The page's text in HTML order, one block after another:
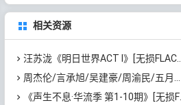
相关资源
汪苏泷《明日世界ACT I》[无损FLAC/MP3/861MB]百度云网盘下载
周杰伦/言承旭/吴建豪/周渝民/五月天 阿信《恒星不忘 Forever Forever》[无损FLAC/MP3/74MB]百度云网盘下载
《声生不息·华流季 第1-10期》[无损FLAC/MP3/781MB]百度云网盘下载